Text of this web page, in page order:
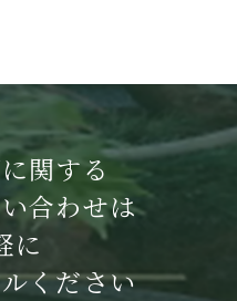
関する
合わせは
に
ください